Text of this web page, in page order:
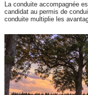
La conduite accompagnée
candidat au permis de
conduite multiplie les